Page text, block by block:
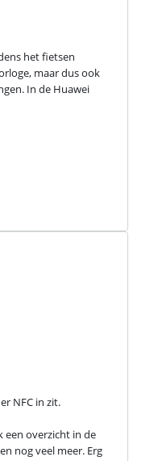
het fietsen
maar dus ook
In de Huawei
NFC in zit.
een overzicht in de
nog veel meer. Erg